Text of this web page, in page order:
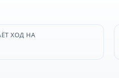
ХОД НА